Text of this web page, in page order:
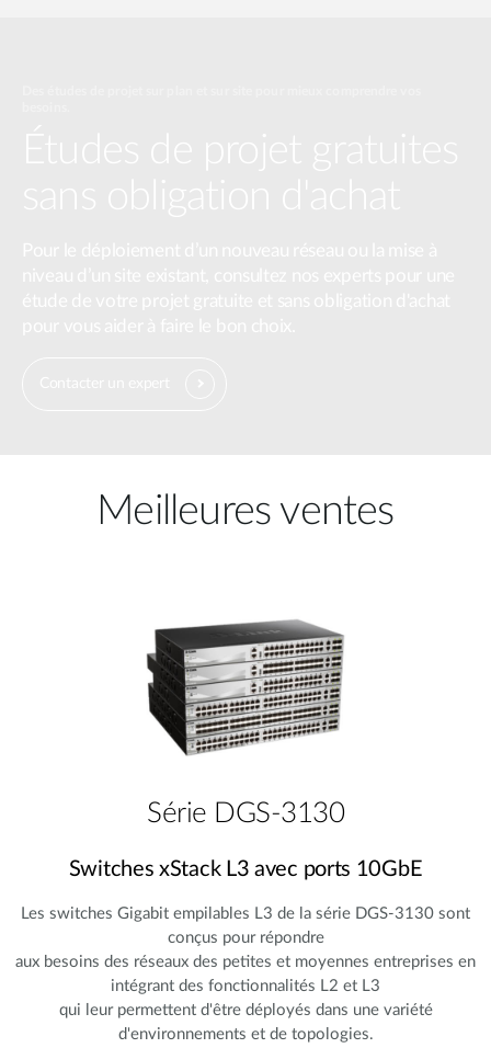
Meilleures ventes
Série DGS-3130
Switches xStack L3 avec ports 10GbE
Les switches Gigabit empilables L3 de la série DGS-3130 sont
conçus pour répondre
aux besoins des réseaux des petites et moyennes entreprises en
intégrant des fonctionnalités L2 et L3
qui leur permettent d'être déployés dans une variété
d'environnements et de topologies.